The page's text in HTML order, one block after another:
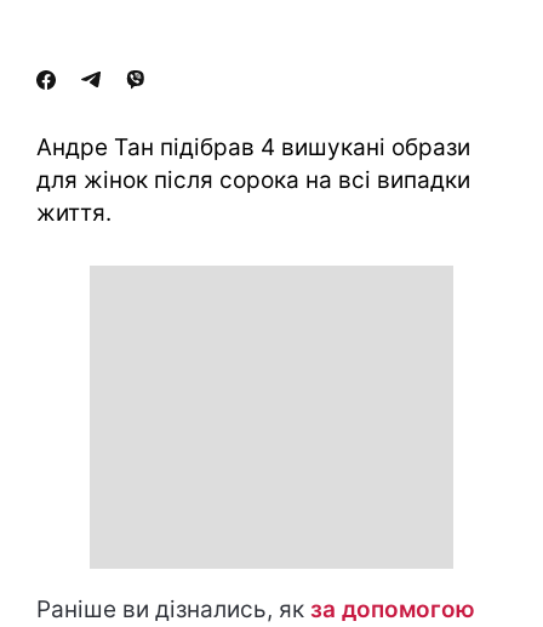
Андре Тан підібрав 4 вишукані образи
для жінок після сорока на всі випадки
життя.
Раніше ви дізнались, як за допомогою